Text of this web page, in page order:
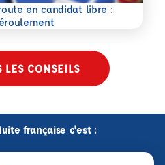
en candidat libre :
LES CONSEILS
française c'est :